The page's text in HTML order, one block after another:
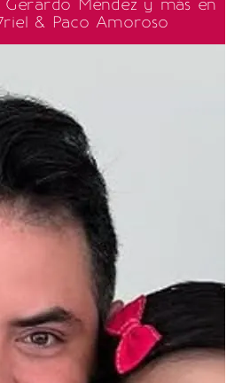
Gerardo Méndez y más en
& Paco Amoroso